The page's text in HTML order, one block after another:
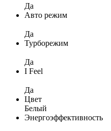
Да
Авто режим
Да
Турборежим
Да
I Feel
Да
Цвет
Белый
Энергоэффективность